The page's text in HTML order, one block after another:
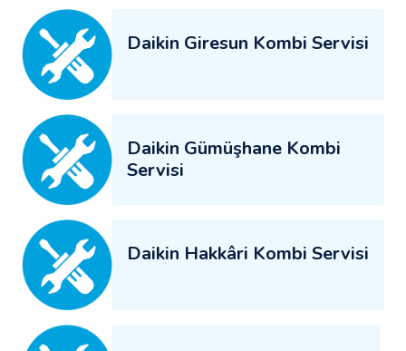
Daikin Giresun Kombi Servisi
Daikin Gümüşhane Kombi
Servisi
Daikin Hakkâri Kombi Servisi